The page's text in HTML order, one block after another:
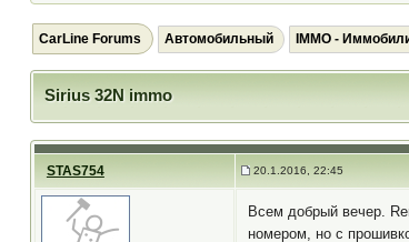
CarLine Forums Автомобильный IMMO -
Sirius 32N immo
STAS754 20.1.2016, 22:45
Всем добрый вечер.
номером, но с